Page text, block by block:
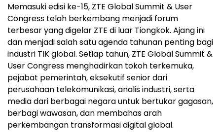
Memasuki edisi ke-15, ZTE Global Summit & User
Congress telah berkembang menjadi forum
terbesar yang digelar ZTE di luar Tiongkok. Ajang ini
dan menjadi salah satu agenda tahunan penting bagi
industri TIK global. Setiap tahun, ZTE Global Summit &
User Congress menghadirkan tokoh terkemuka,
pejabat pemerintah, eksekutif senior dari
perusahaan telekomunikasi, analis industri, serta
media dari berbagai negara untuk bertukar gagasan,
berbagi wawasan, dan membahas arah
perkembangan transformasi digital global.